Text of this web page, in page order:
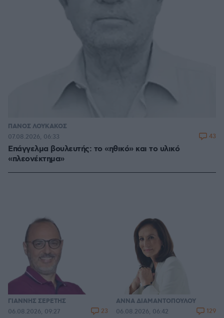
ΠΑΝΟΣ ΛΟΥΚΑΚΟΣ
Επάγγελμα βουλευτής: το «ηθικό» και το υλικό
«πλεονέκτημα»
07.08.2026, 06:33 43
ΓΙΑΝΝΗΣ ΣΕΡΕΤΗΣ
06.08.2026, 09:27 23
ΑΝΝΑ ΔΙΑΜΑΝΤΟΠΟΥΛΟΥ
06.08.2026, 06:42 129